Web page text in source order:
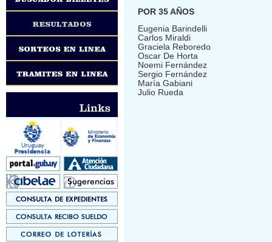
POR 35 AÑOS
Eugenia Barindelli
Carlos Miraldi
Graciela Reboredo
Oscar De Horta
Noemi Fernández
Sergio Fernández
María Gabiani
Julio Rueda